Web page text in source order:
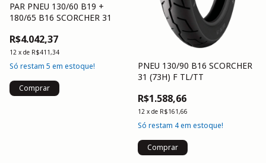
PAR PNEU 130/60 B19 +
180/65 B16 SCORCHER 31
R$4.042,37
12 x de R$411,34
Só restam 5 em estoque!
PNEU 130/90 B16 SCORCHER
31 (73H) F TL/TT
R$1.588,66
12 x de R$161,66
Só restam 4em estoque!